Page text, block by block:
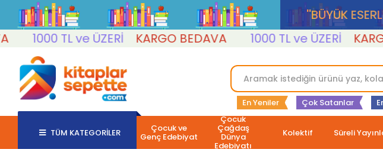
''BÜYÜK
1000 TL ve ÜZERİ
KARGO BEDAVA 1000 TL ve ÜZERİ KARGO
En Yeniler Çok Satanlar
TÜM KATEGORİLER Çocuk ve
Genç Edebiyat
Çocuk
Çağdaş
Dünya
Edebiyatı
Kolektif Süreli